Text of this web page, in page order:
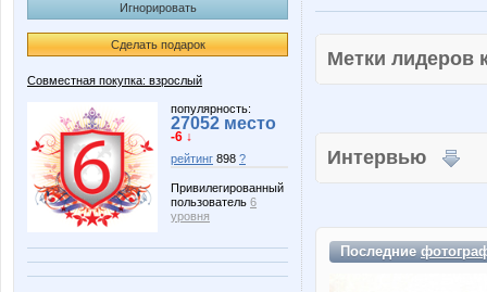
Игнорировать
Сделать подарок
Совместная покупка: взрослый
популярность:
27052 место
-6 ↓
рейтинг 898 ?
Привилегированный
пользователь 6
уровня
Метки
Интервью
Последние